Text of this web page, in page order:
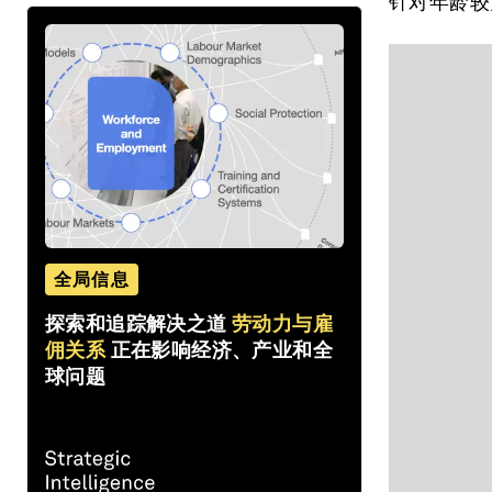
全局信息
探索和追踪解决之道 劳动力与雇
佣关系 正在影响经济、产业和全
球问题